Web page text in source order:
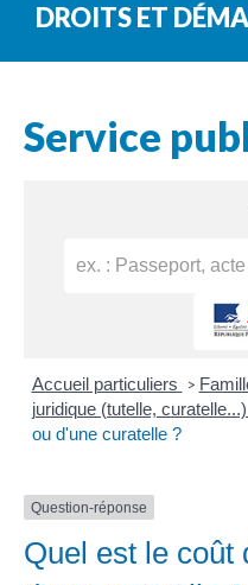
DROITS ET
Service
Accueil particuliers >
juridique (tutelle, curatelle...)
ou d'une curatelle ?
Question-réponse
Quel est le coût